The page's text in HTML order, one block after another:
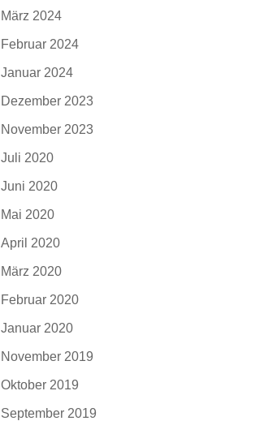
März 2024
Februar 2024
Januar 2024
Dezember 2023
November 2023
Juli 2020
Juni 2020
Mai 2020
April 2020
März 2020
Februar 2020
Januar 2020
November 2019
Oktober 2019
September 2019